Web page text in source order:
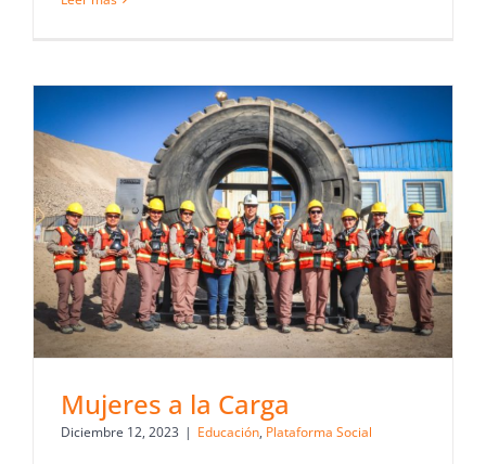
Mujeres a la Carga
Diciembre 12, 2023 | Educación, Plataforma Social